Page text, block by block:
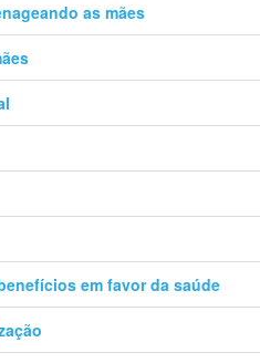
as mães
em favor da saúde